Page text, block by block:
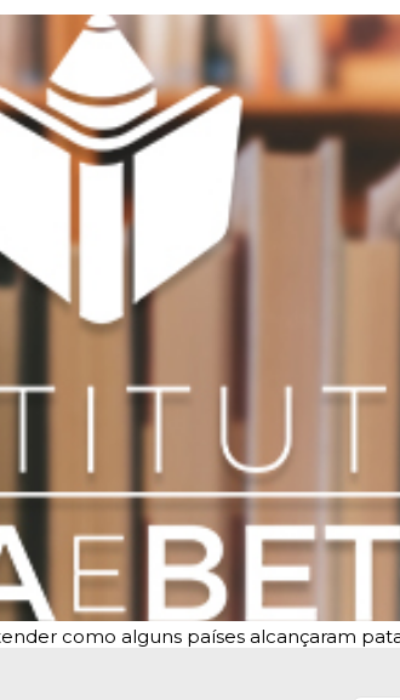
como alguns países alcançaram